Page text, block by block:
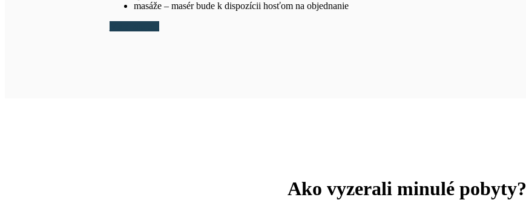
masáže – masér bude k dispozícii hosťom na objednanie
Ako vyzerali minulé pobyty?